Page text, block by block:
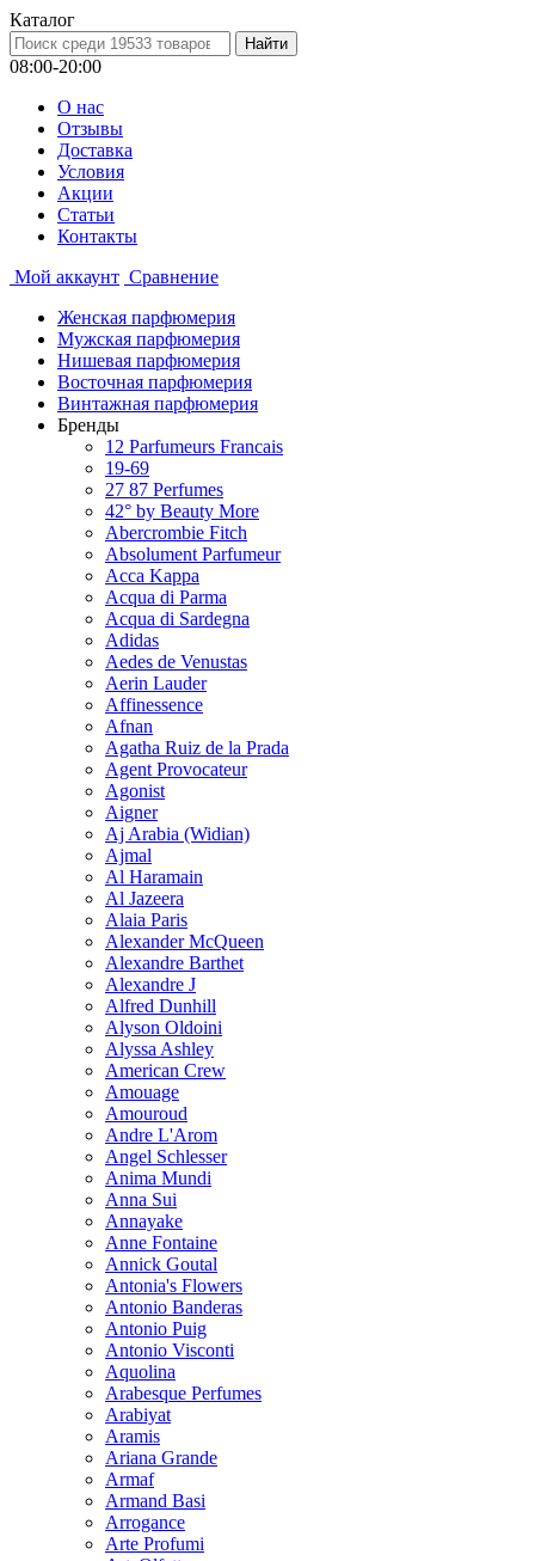
Каталог
08:00-20:00
О нас
Отзывы
Доставка
Условия
Aкции
Статьи
Контакты
Мой аккаунт Сравнение
Женская парфюмерия
Мужская парфюмерия
Нишевая парфюмерия
Восточная парфюмерия
Винтажная парфюмерия
Бренды
12 Parfumeurs Francais
19-69
27 87 Perfumes
42° by Beauty More
Abercrombie Fitch
Absolument Parfumeur
Acca Kappa
Acqua di Parma
Acqua di Sardegna
Adidas
Aedes de Venustas
Aerin Lauder
Affinessence
Afnan
Agatha Ruiz de la Prada
Agent Provocateur
Agonist
Aigner
Aj Arabia (Widian)
Ajmal
Al Haramain
Al Jazeera
Alaia Paris
Alexander McQueen
Alexandre Barthet
Alexandre J
Alfred Dunhill
Alyson Oldoini
Alyssa Ashley
American Crew
Amouage
Amouroud
Andre L'Arom
Angel Schlesser
Anima Mundi
Anna Sui
Annayake
Anne Fontaine
Annick Goutal
Antonia's Flowers
Antonio Banderas
Antonio Puig
Antonio Visconti
Aquolina
Arabesque Perfumes
Arabiyat
Aramis
Ariana Grande
Armaf
Armand Basi
Arrogance
Arte Profumi